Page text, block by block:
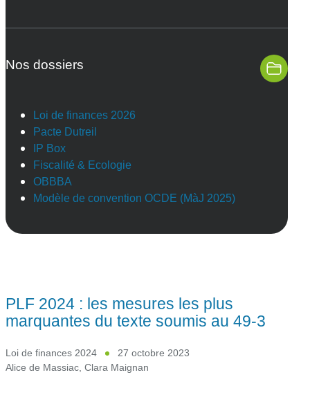
Nos dossiers
Loi de finances 2026
Pacte Dutreil
IP Box
Fiscalité & Ecologie
OBBBA
Modèle de convention OCDE (MàJ 2025)
PLF 2024 : les mesures les plus
marquantes du texte soumis au 49-3
Loi de finances 2024
27 octobre 2023
Alice de Massiac, Clara Maignan